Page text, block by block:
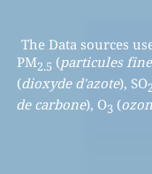
The Data sources
PM2.5 (particules
(dioxyde d'azote), SO
de carbone), O3 (